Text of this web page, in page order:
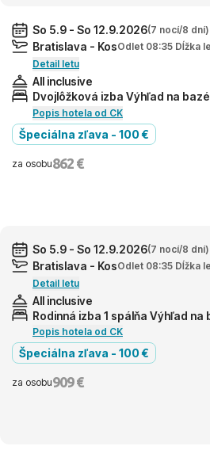
So 5.9 - So 12.9.2026(7 nocí/8 dní)
Bratislava - KosOdlet 08:35 Dĺžka
Detail letu
All inclusive
Dvojlôžková izba Výhľad na
Popis hotela od CK
Špeciálna zľava - 100 €
za osobu862 €
So 5.9 - So 12.9.2026(7 nocí/8 dní)
Bratislava - KosOdlet 08:35 Dĺžka
Detail letu
All inclusive
Rodinná izba 1 spálňa Výhľad na
Popis hotela od CK
Špeciálna zľava - 100 €
za osobu909 €